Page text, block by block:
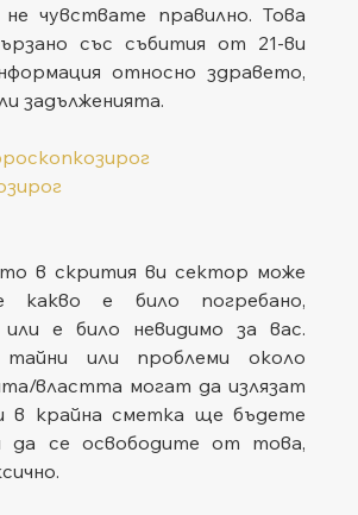
чувствате правилно. Това
със събития от 21-ви
относно здравето,
задълженията.
в скрития ви сектор може
какво е било погребано,
или е било невидимо за вас.
тайни или проблеми около
властта могат да излязат
в крайна сметка ще бъдете
да се освободите от това,